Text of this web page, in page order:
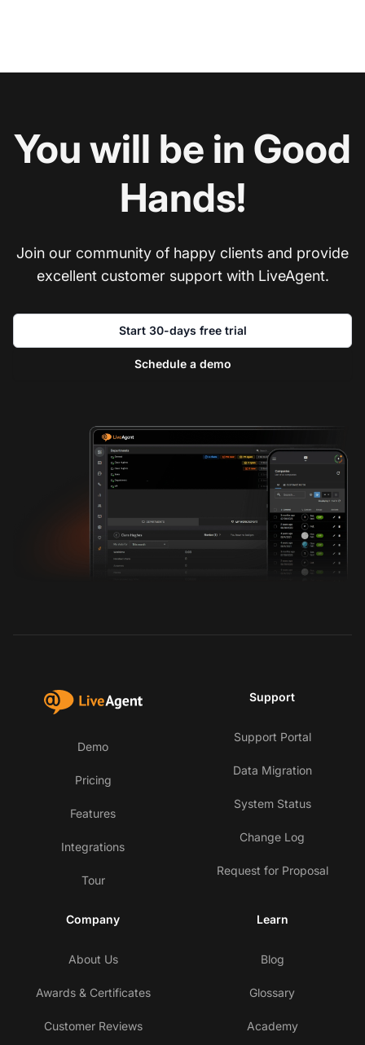
You will be in Good
Hands!
Join our community of happy clients and provide
excellent customer support with LiveAgent.
Start 30-days free trial
Schedule a demo
Demo
Pricing
Features
Integrations
Tour
Support
Support Portal
Data Migration
System Status
Change Log
Request for Proposal
Company
About Us
Awards & Certificates
Customer Reviews
Learn
Blog
Glossary
Academy